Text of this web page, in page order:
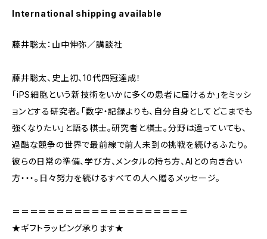
International shipping available
藤井聡太：山中伸弥／講談社
藤井聡太、史上初、10代四冠達成！
「iPS細胞という新技術をいかに多くの患者に届けるか」をミッシ
ョンとする研究者。「数字・記録よりも、自分自身としてどこまでも
強くなりたい」と語る棋士。研究者と棋士。分野は違っていても、
過酷な競争の世界で最前線で前人未到の挑戦を続けるふたり。
彼らの日常の準備、学び方、メンタルの持ち方、AIとの向き合い
方・・・。日々努力を続けるすべての人へ贈るメッセージ。
＝＝＝＝＝＝＝＝＝＝＝＝＝＝＝＝＝＝＝＝
★ギフトラッピング承ります★